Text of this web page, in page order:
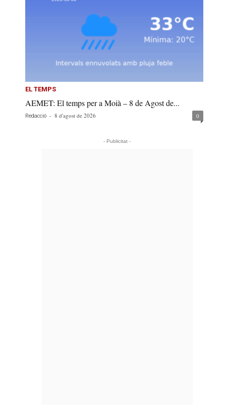
EL TEMPS
AEMET: El temps per a Moià – 8 de Agost de...
Redacció - 8 d'agost de 2026 0
- Publicitat -